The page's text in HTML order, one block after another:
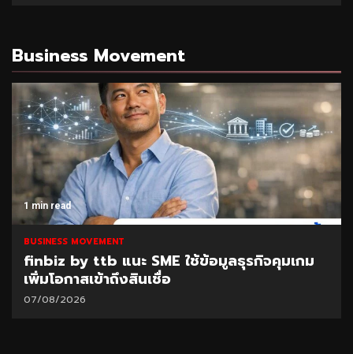
Business Movement
1 min read
BUSINESS MOVEMENT
finbiz by ttb แนะ SME ใช้ข้อมูลธุรกิจคุมเกม
เพิ่มโอกาสเข้าถึงสินเชื่อ
07/08/2026